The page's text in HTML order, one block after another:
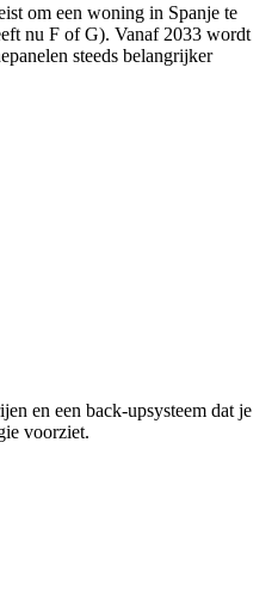
om een woning in Spanje te
nu F of G). Vanaf 2033 wordt
steeds belangrijker
en een back-upsysteem dat je
voorziet.